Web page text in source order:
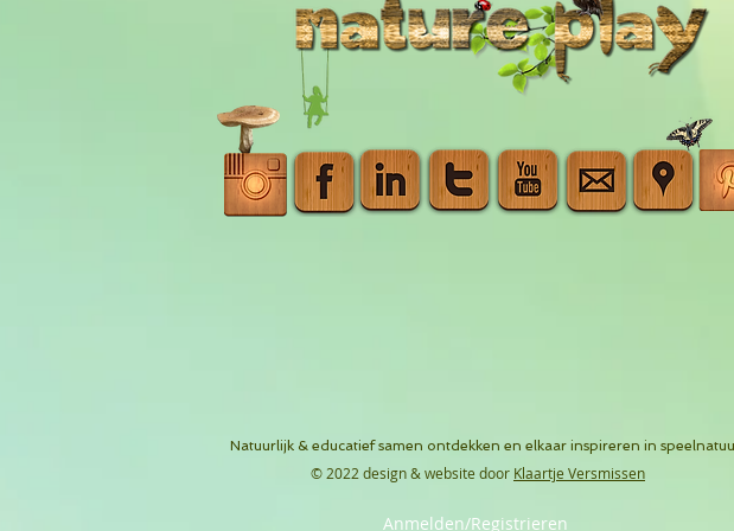
Natuurlijk & educatief samen ontdekken en elkaar inspireren in
© 2022 design & website door Klaartje Versmissen
Anmelden/Registrieren